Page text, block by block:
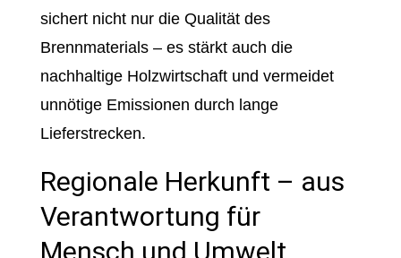
sichert nicht nur die Qualität des
Brennmaterials – es stärkt auch die
nachhaltige Holzwirtschaft und vermeidet
unnötige Emissionen durch lange
Lieferstrecken.
Regionale Herkunft – aus
Verantwortung für
Mensch und Umwelt